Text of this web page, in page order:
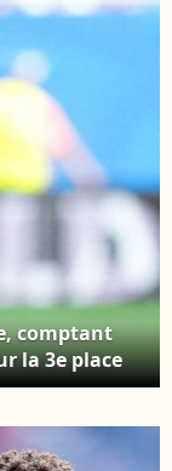
comptant
la 3e place
disputé au
/ Bestimage